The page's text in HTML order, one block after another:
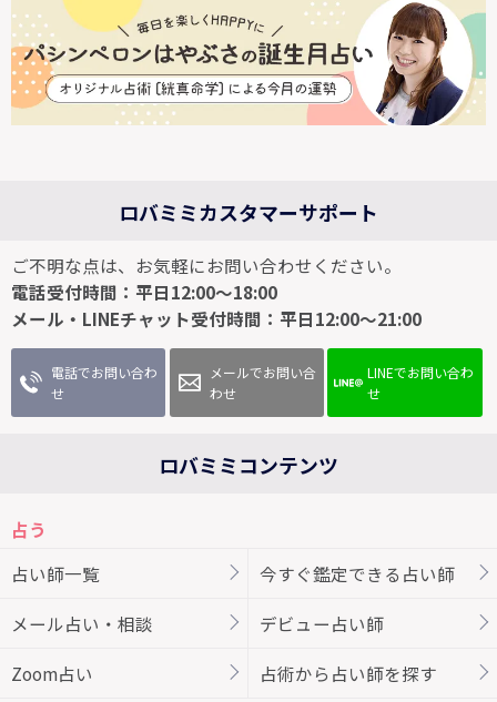
ロバミミカスタマーサポート
ご不明な点は、お気軽にお問い合わせください。
電話受付時間：平日12:00～18:00
メール・LINEチャット受付時間：平日12:00～21:00
電話でお問い合わ
せ
メールでお問い合
わせ
LINEでお問い合わ
せ
ロバミミコンテンツ
占う
占い師一覧
今すぐ鑑定できる占い師
メール占い・相談 デビュー占い師
Zoom占い 占術から占い師を探す